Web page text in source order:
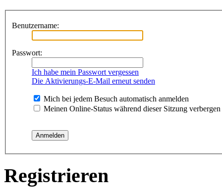
Benutzername:
Passwort:
Ich habe mein Passwort vergessen
Die Aktivierungs-E-Mail erneut senden
Mich bei jedem Besuch automatisch anmelden
Meinen Online-Status während dieser Sitzung verbergen
Registrieren